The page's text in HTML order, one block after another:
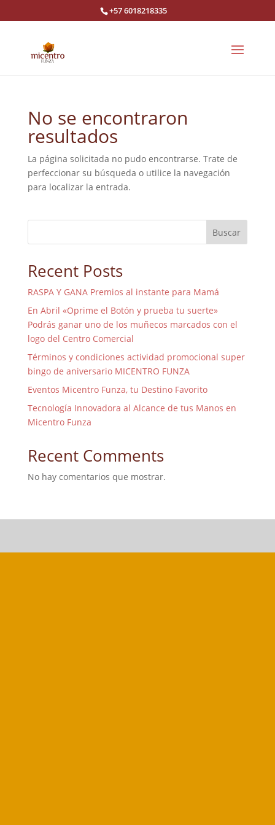
+57 6018218335
No se encontraron
resultados
La página solicitada no pudo encontrarse. Trate de
perfeccionar su búsqueda o utilice la navegación
para localizar la entrada.
Buscar
Recent Posts
RASPA Y GANA Premios al instante para Mamá
En Abril «Oprime el Botón y prueba tu suerte»
Podrás ganar uno de los muñecos marcados con el
logo del Centro Comercial
Términos y condiciones actividad promocional super
bingo de aniversario MICENTRO FUNZA
Eventos Micentro Funza, tu Destino Favorito
Tecnología Innovadora al Alcance de tus Manos en
Micentro Funza
Recent Comments
No hay comentarios que mostrar.